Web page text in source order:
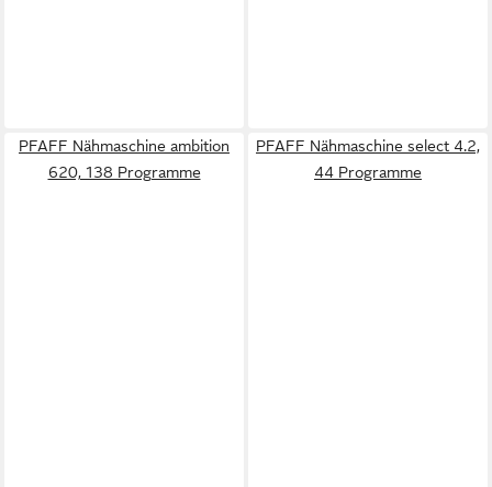
PFAFF Nähmaschine ambition
620, 138 Programme
PFAFF Nähmaschine select 4.2,
44 Programme